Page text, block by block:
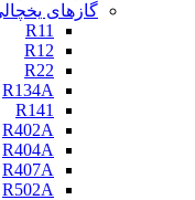
گازهای
R11
R12
R22
R134A
R141
R402A
R404A
R407A
R502A